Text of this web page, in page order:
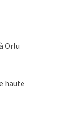
Orlu
haute